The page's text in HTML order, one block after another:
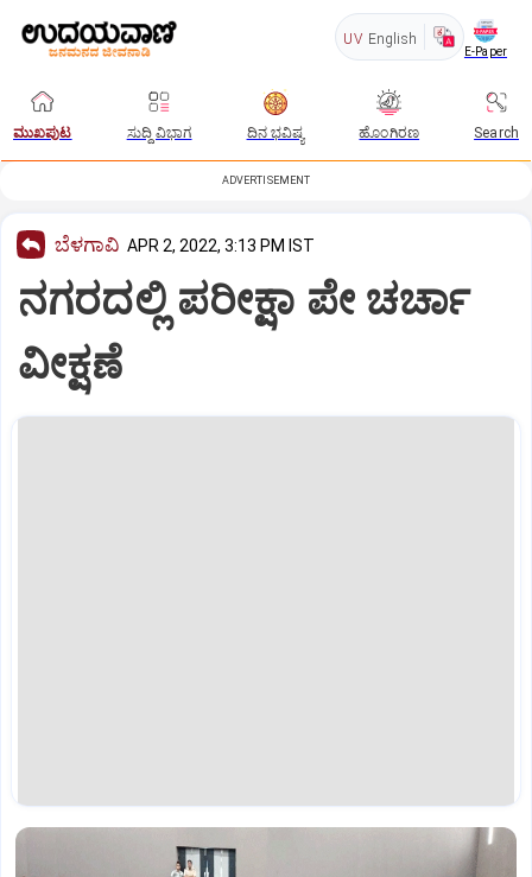
UV English
E-Paper
ಮುಖಪುಟ ಸುದ್ದಿ ವಿಭಾಗ ದಿನ ಭವಿಷ್ಯ ಹೊಂಗಿರಣ Search
ADVERTISEMENT
ಬೆಳಗಾವಿ APR 2, 2022, 3:13 PM IST
ನಗರದಲ್ಲಿ ಪರೀಕ್ಷಾ ಪೇ ಚರ್ಚಾ
ವೀಕ್ಷಣೆ